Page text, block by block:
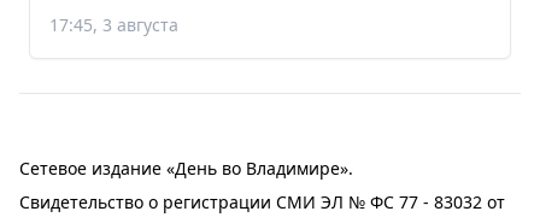
17:45, 3 августа
Сетевое издание «День во Владимире».
Свидетельство о регистрации СМИ ЭЛ № ФС 77 - 83032 от